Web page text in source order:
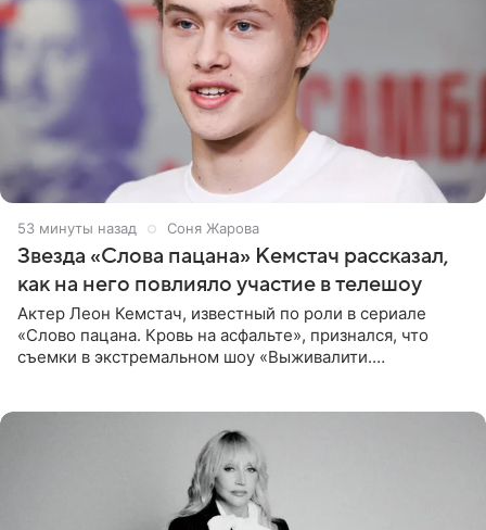
53 минуты назад Соня Жарова
Звезда «Слова пацана» Кемстач рассказал,
как на него повлияло участие в телешоу
Актер Леон Кемстач, известный по роли в сериале
«Слово пацана. Кровь на асфальте», признался, что
съемки в экстремальном шоу «Выживалити.